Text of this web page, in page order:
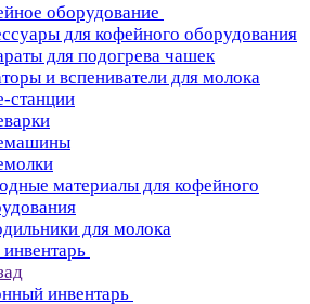
оборудование
для кофейного оборудования
для подогрева чашек
и вспениватели для молока
станции
материалы для кофейного
для молока
инвентарь